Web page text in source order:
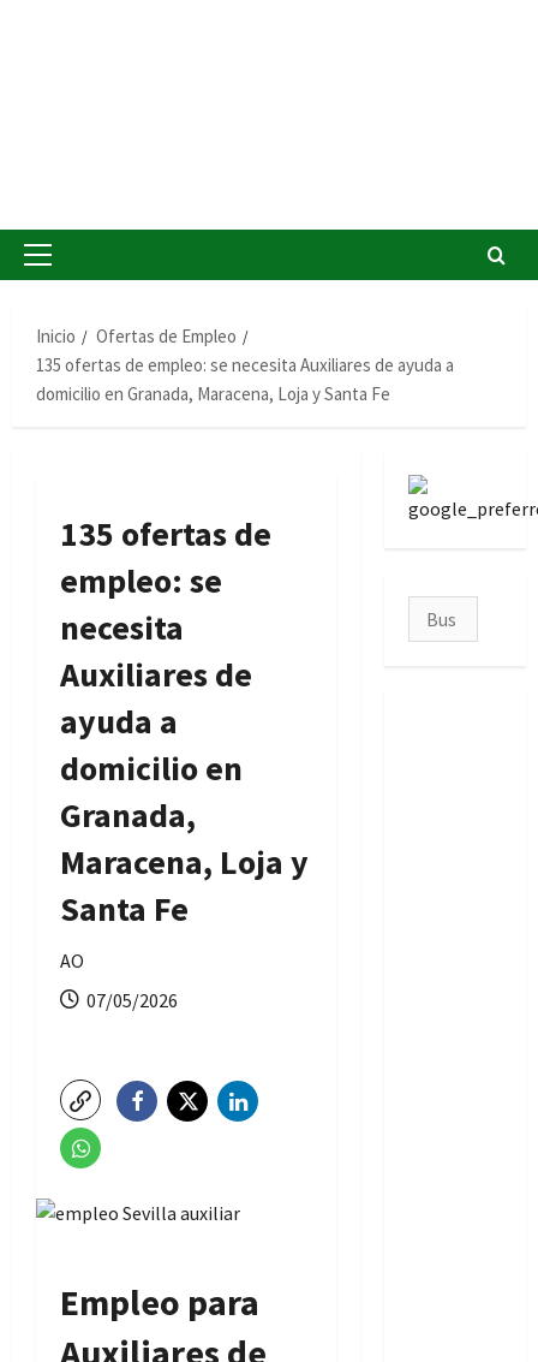
Menú
Inicio
Ofertas de Empleo
135 ofertas de empleo: se necesita Auxiliares de ayuda a
domicilio en Granada, Maracena, Loja y Santa Fe
135 ofertas de
empleo: se
necesita
Auxiliares de
ayuda a
domicilio en
Granada,
Maracena, Loja y
Santa Fe
AO
07/05/2026
Empleo para
Auxiliares de
Buscar: